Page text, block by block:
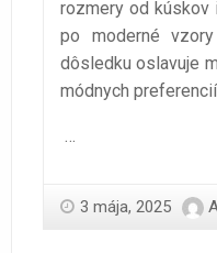
rozmery od kúskov
po moderné
dôsledku oslavuje
módnych
…
3 mája, 2025